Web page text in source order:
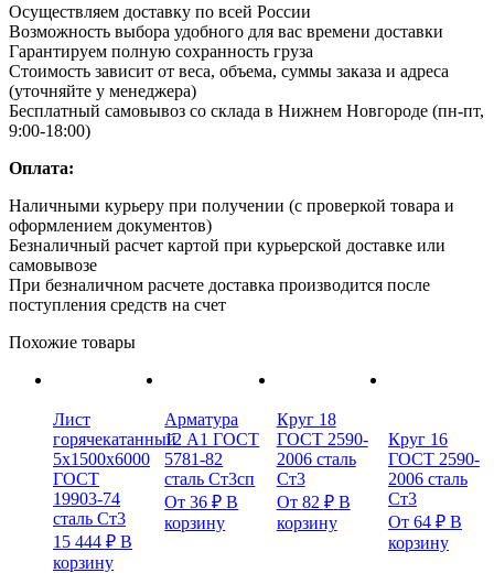
Осуществляем доставку по всей России
Возможность выбора удобного для вас времени доставки
Гарантируем полную сохранность груза
Стоимость зависит от веса, объема, суммы заказа и адреса
(уточняйте у менеджера)
Бесплатный самовывоз со склада в Нижнем Новгороде (пн-пт,
9:00-18:00)
Оплата:
Наличными курьеру при получении (с проверкой товара и
оформлением документов)
Безналичный расчет картой при курьерской доставке или
самовывозе
При безналичном расчете доставка производится после
поступления средств на счет
Похожие товары
Лист
горячекатанный
5х1500х6000
ГОСТ
19903-74
сталь Ст3
15 444 ₽ В
корзину
Арматура
12 А1 ГОСТ
5781-82
сталь Ст3сп
От36₽ В
корзину
Круг 18
ГОСТ 2590-
2006 сталь
Ст3
От 82 ₽ В
корзину
Круг 16
ГОСТ 2590-
2006 сталь
Ст3
От 64 ₽ В
корзину